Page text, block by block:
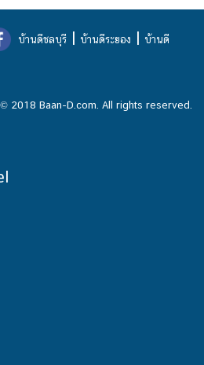
บ้านดีชลบุรี บ้านดีระยอง บ้านดี
2018 Baan-D.com. All rights reserved.